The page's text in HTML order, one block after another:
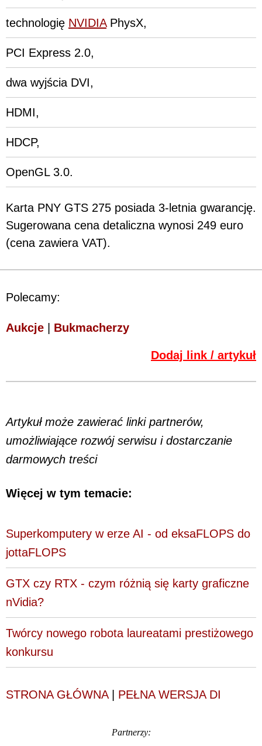
technologię NVIDIAPhysX,
PCI Express 2.0,
dwa wyjścia DVI,
HDMI,
HDCP,
OpenGL 3.0.
Karta PNY GTS 275 posiada 3-letnia gwarancję.
Sugerowana cena detaliczna wynosi 249 euro
(cena zawiera VAT).
Polecamy:
Aukcje Bukmacherzy
Dodaj link / artykuł
Artykuł może zawierać linki partnerów,
umożliwiające rozwój serwisu i dostarczanie
darmowych treści
Więcej w tym temacie:
Superkomputery w erze AI - od eksaFLOPS do
jottaFLOPS
GTX czy RTX - czym różnią się karty graficzne
nVidia?
Twórcy nowego robota laureatami prestiżowego
konkursu
STRONA GŁÓWNA| PEŁNA WERSJA DI
Partnerzy: